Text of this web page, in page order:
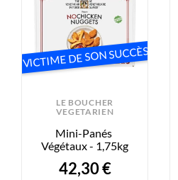
LE BOUCHER
VEGETARIEN
Mini-Panés
Végétaux - 1,75kg
42,30 €
VICTIME DE SON SUCCÈS